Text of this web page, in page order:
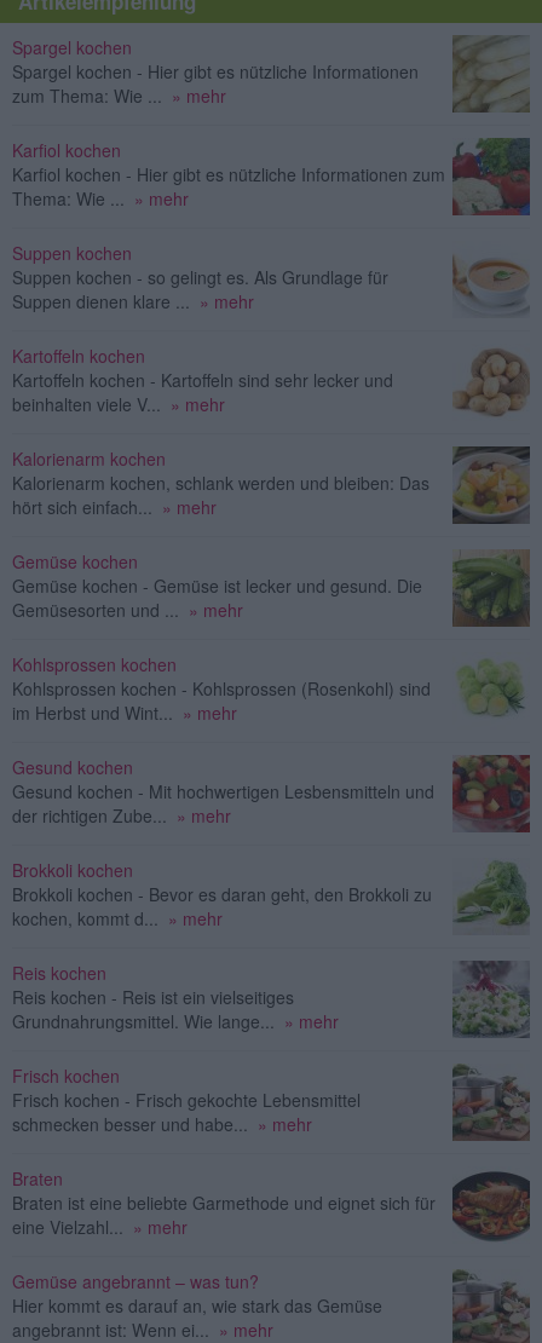
Spargel kochen
Spargel kochen - Hier gibt es nützliche Informationen
zum Thema: Wie ...
» mehr
Karfiol kochen
Karfiol kochen - Hier gibt es nützliche Informationen zum
Thema: Wie ...
» mehr
Suppen kochen
Suppen kochen - so gelingt es. Als Grundlage für
Suppen dienen klare ...
» mehr
Kartoffeln kochen
Kartoffeln kochen - Kartoffeln sind sehr lecker und
beinhalten viele V...
» mehr
Kalorienarm kochen
Kalorienarm kochen, schlank werden und bleiben: Das
hört sich einfach...
» mehr
Gemüse kochen
Gemüse kochen - Gemüse ist lecker und gesund. Die
Gemüsesorten und ...
» mehr
Kohlsprossen kochen
Kohlsprossen kochen - Kohlsprossen (Rosenkohl) sind
im Herbst und Wint...
» mehr
Gesund kochen
Gesund kochen - Mit hochwertigen Lesbensmitteln und
der richtigen Zube...
» mehr
Brokkoli kochen
Brokkoli kochen - Bevor es daran geht, den Brokkoli zu
kochen, kommt d...
» mehr
Reis kochen
Reis kochen - Reis ist ein vielseitiges
Grundnahrungsmittel. Wie lange...
» mehr
Frisch kochen
Frisch kochen - Frisch gekochte Lebensmittel
schmecken besser und habe...
» mehr
Braten
Braten ist eine beliebte Garmethode und eignet sich für
eine Vielzahl...
» mehr
Gemüse angebrannt – was tun?
Hier kommt es darauf an, wie stark das Gemüse
angebrannt ist: Wenn ei...
» mehr